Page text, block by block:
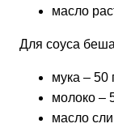
масло
Для соуса
мука – 50
молоко –
масло